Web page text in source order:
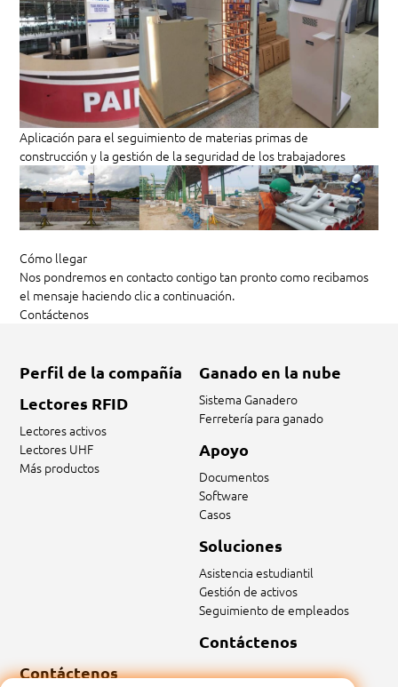
Aplicación para el seguimiento de materias primas de
construcción y la gestión de la seguridad de los trabajadores
Cómo llegar
Nos pondremos en contacto contigo tan pronto como recibamos
el mensaje haciendo clic a continuación.
Contáctenos
Perfil de la compañía
Lectores RFID
Lectores activos
Lectores UHF
Más productos
Ganado en la nube
Sistema Ganadero
Ferretería para ganado
Apoyo
Documentos
Software
Casos
Soluciones
Asistencia estudiantil
Gestión de activos
Seguimiento de empleados
Contáctenos
Contáctenos